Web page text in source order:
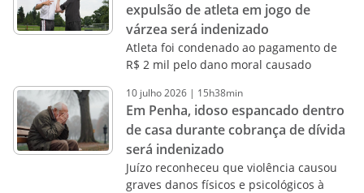
expulsão de atleta em jogo de
várzea será indenizado
Atleta foi condenado ao pagamento de
R$ 2 mil pelo dano moral causado
10 julho2026 | 15h38min
Em Penha, idoso espancado dentro
de casa durante cobrança de dívida
será indenizado
Juízo reconheceu que violência causou
graves danos físicos e psicológicos à